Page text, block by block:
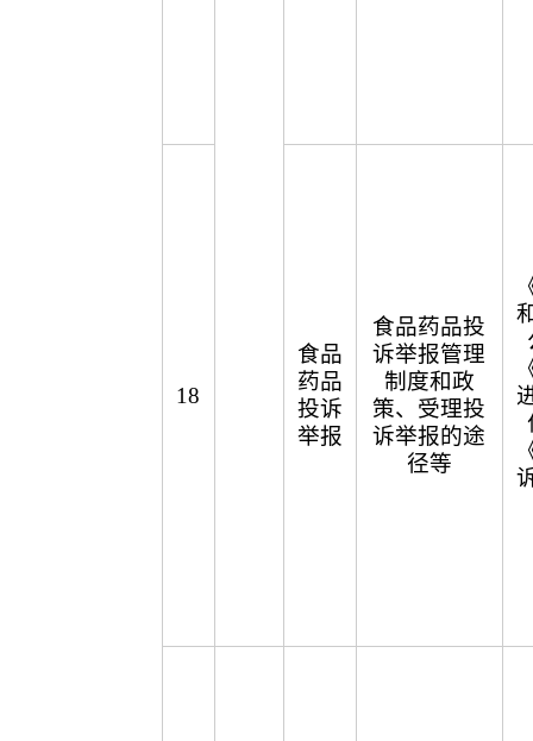
18
食品
药品
投诉
举报
食品药品投
诉举报管理
制度和政
策、受理投
诉举报的途
径等